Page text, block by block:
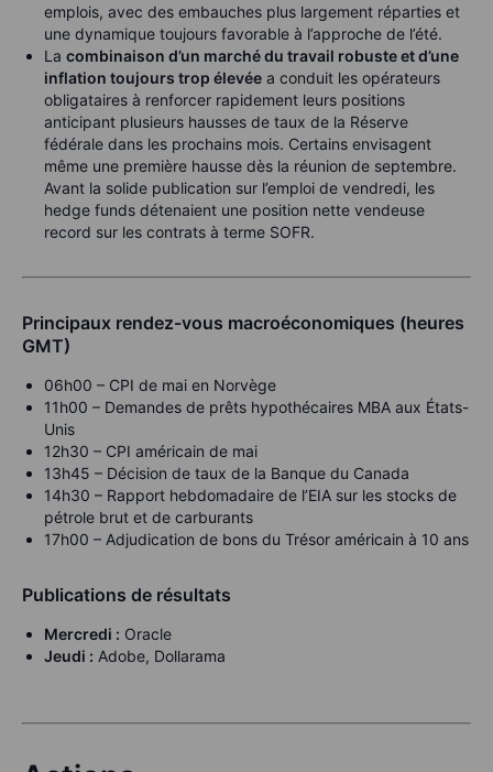
emplois, avec des embauches plus largement réparties et
une dynamique toujours favorable à l’approche de l’été.
La combinaison d’un marché du travail robuste et d’une
inflation toujours trop élevée a conduit les opérateurs
obligataires à renforcer rapidement leurs positions
anticipant plusieurs hausses de taux de la Réserve
fédérale dans les prochains mois. Certains envisagent
même une première hausse dès la réunion de septembre.
Avant la solide publication sur l’emploi de vendredi, les
hedge funds détenaient une position nette vendeuse
record sur les contrats à terme SOFR.
Principaux rendez-vous macroéconomiques (heures
GMT)
06h00 – CPI de mai en Norvège
11h00 – Demandes de prêts hypothécaires MBA aux États-
Unis
12h30 – CPI américain de mai
13h45 – Décision de taux de la Banque du Canada
14h30 – Rapport hebdomadaire de l’EIA sur les stocks de
pétrole brut et de carburants
17h00 – Adjudication de bons du Trésor américain à 10 ans
Publications de résultats
Mercredi : Oracle
Jeudi : Adobe, Dollarama